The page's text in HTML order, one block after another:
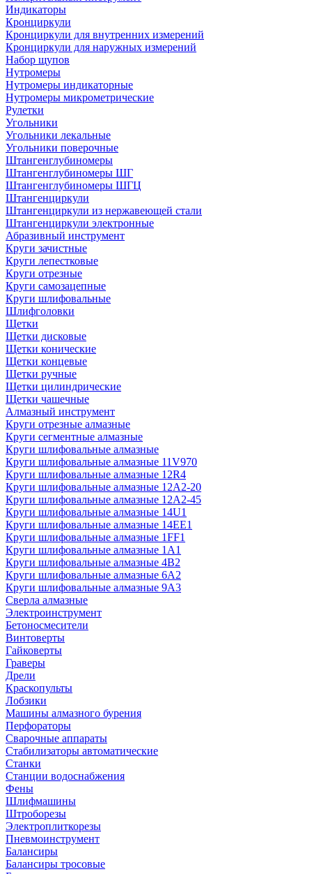
Индикаторы
Кронциркули
Кронциркули для внутренних измерений
Кронциркули для наружных измерений
Набор щупов
Нутромеры
Нутромеры индикаторные
Нутромеры микрометрические
Рулетки
Угольники
Угольники лекальные
Угольники поверочные
Штангенглубиномеры
Штангенглубиномеры ШГ
Штангенглубиномеры ШГЦ
Штангенциркули
Штангенциркули из нержавеющей стали
Штангенциркули электронные
Абразивный инструмент
Круги зачистные
Круги лепестковые
Круги отрезные
Круги самозацепные
Круги шлифовальные
Шлифголовки
Щетки
Щетки дисковые
Щетки конические
Щетки концевые
Щетки ручные
Щетки цилиндрические
Щетки чашечные
Алмазный инструмент
Круги отрезные алмазные
Круги сегментные алмазные
Круги шлифовальные алмазные
Круги шлифовальные алмазные 11V970
Круги шлифовальные алмазные 12R4
Круги шлифовальные алмазные 12А2-20
Круги шлифовальные алмазные 12А2-45
Круги шлифовальные алмазные 14U1
Круги шлифовальные алмазные 14ЕЕ1
Круги шлифовальные алмазные 1FF1
Круги шлифовальные алмазные 1А1
Круги шлифовальные алмазные 4В2
Круги шлифовальные алмазные 6A2
Круги шлифовальные алмазные 9А3
Сверла алмазные
Электроинструмент
Бетоносмесители
Винтоверты
Гайковерты
Граверы
Дрели
Краскопульты
Лобзики
Машины алмазного бурения
Перфораторы
Сварочные аппараты
Стабилизаторы автоматические
Станки
Станции водоснабжения
Фены
Шлифмашины
Штроборезы
Электроплиткорезы
Пневмоинструмент
Балансиры
Балансиры тросовые